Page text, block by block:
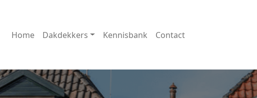
Home Dakdekkers Kennisbank Contact